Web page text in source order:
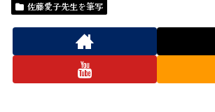
佐藤愛子先生を筆写